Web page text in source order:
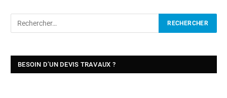
BESOIN D’UN DEVIS TRAVAUX ?